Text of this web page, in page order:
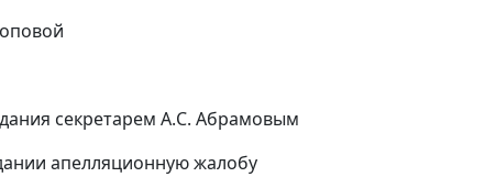
секретарем А.C. Абрамовым
апелляционную жалобу